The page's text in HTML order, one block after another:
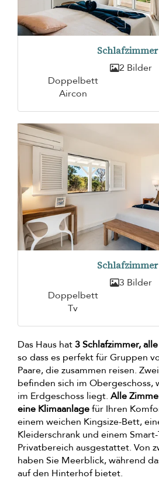
Schlafzimmer
2 Bilder
Doppelbett
Aircon
Schlafzimmer
3 Bilder
Doppelbett
Tv
Das Haus hat3 Schlafzimmer,
so dass es perfekt für Gruppen
Paare, die zusammen reisen.
befinden sich im Obergeschoss,
im Erdgeschoss liegt. Alle
eine Klimaanlagefür Ihren
einem weichen Kingsize-Bett,
Kleiderschrank und einem
Privatbereich ausgestattet. Von
haben Sie Meerblick, während
auf den Hinterhof bietet.